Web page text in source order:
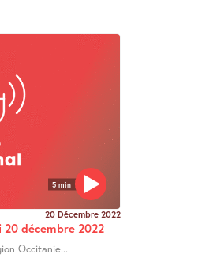
5 min
20 Décembre 2022
décembre 2022
Occitanie...